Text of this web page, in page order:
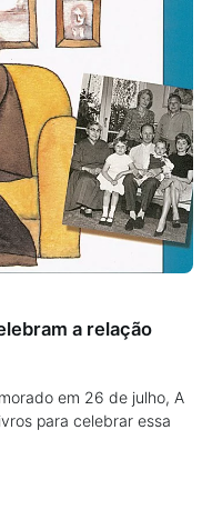
a relação
em 26 de julho, A
para celebrar essa